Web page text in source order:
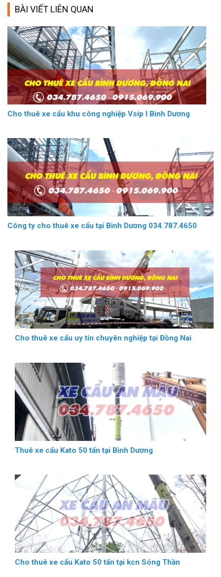
BÀI VIẾT LIÊN QUAN
Cho thuê xe cẩu khu công nghiệp Vsip I Bình Dương
Công ty cho thuê xe cẩu tại Bình Dương 034.787.4650
Cho thuê xe cẩu uy tín chuyên nghiệp tại Đồng Nai
Thuê xe cẩu Kato 50 tấn tại Bình Dương
Cho thuê xe cẩu Kato 50 tấn tại kcn Sóng Thần